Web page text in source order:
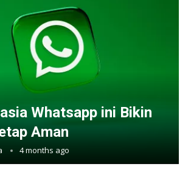
Whatsapp ini Bikin
Aman
4 months ago